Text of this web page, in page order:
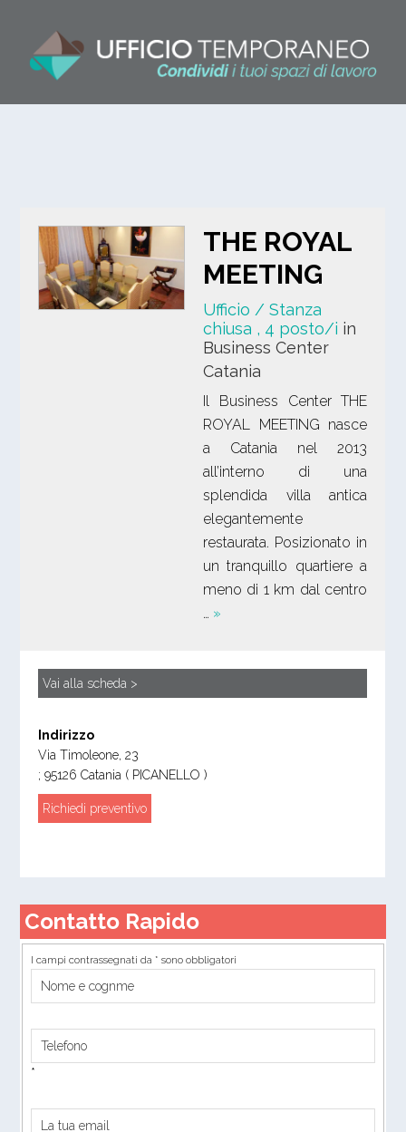
THE ROYAL
MEETING
Ufficio / Stanza
chiusa , 4 posto/i in
Business Center
Catania
Il Business Center THE
ROYAL MEETING nasce
a Catania nel 2013
all’interno di una
splendida villa antica
elegantemente
restaurata. Posizionato in
un tranquillo quartiere a
meno di 1 km dal centro
… »
Vai alla scheda >
Indirizzo
Via Timoleone, 23
;95126Catania ( PICANELLO )
Richiedi preventivo
Contatto Rapido
I campi contrassegnati da * sono obbligatori
*